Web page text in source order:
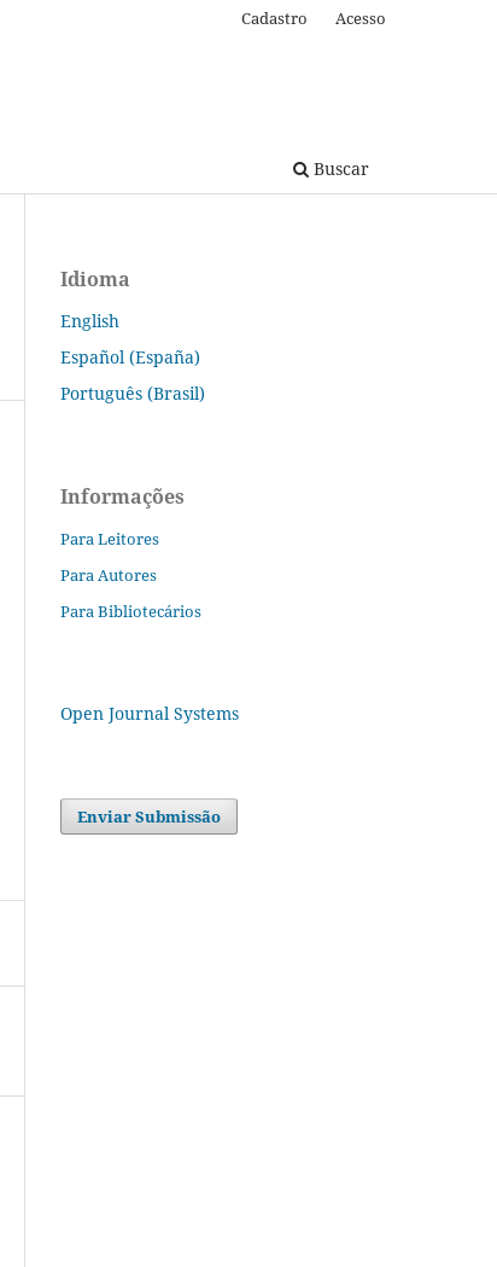
Buscar
Cadastro Acesso
Idioma
English
Español (España)
Português (Brasil)
Informações
Para Leitores
Para Autores
Para Bibliotecários
Open Journal Systems
Enviar Submissão